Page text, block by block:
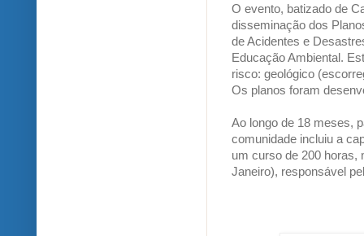
O evento, batizado de
disseminação dos
de Acidentes e
Educação Ambiental.
risco: geológico
Os planos foram
Ao longo de 18 meses,
comunidade incluiu a
um curso de 200 horas,
Janeiro), responsável